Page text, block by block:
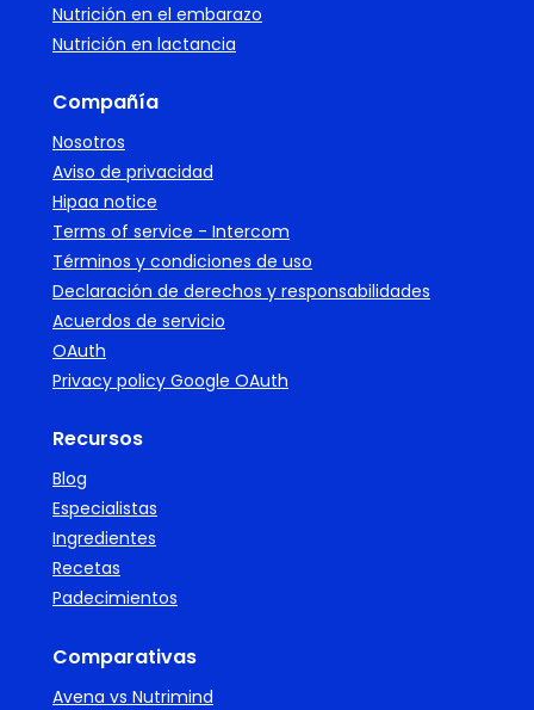
Nutrición en el embarazo
Nutrición en lactancia
Compañía
Nosotros
Aviso de privacidad
Hipaa notice
Terms of service - Intercom
Términos y condiciones de uso
Declaración de derechos y responsabilidades
Acuerdos de servicio
OAuth
Privacy policy Google OAuth
Recursos
Blog
Especialistas
Ingredientes
Recetas
Padecimientos
Comparativas
Avena vs Nutrimind